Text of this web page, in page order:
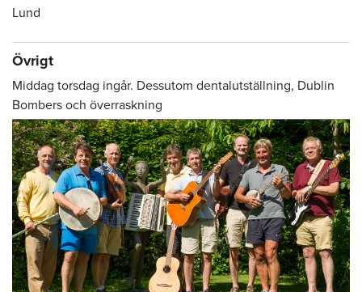
Lund
Övrigt
Middag torsdag ingår. Dessutom dentalutställning, Dublin
Bombers och överraskning